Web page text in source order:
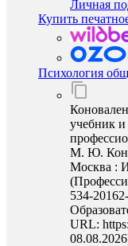
Личная
Купить
Психология
учебник и
М. Ю.
Москва :
534-
URL: